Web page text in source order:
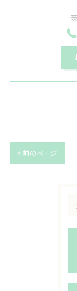
< 前のページ